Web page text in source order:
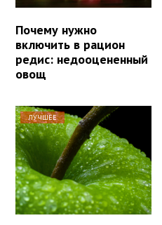
Почему нужно
включить в рацион
редис: недооцененный
овощ
ЛУЧШЕЕ